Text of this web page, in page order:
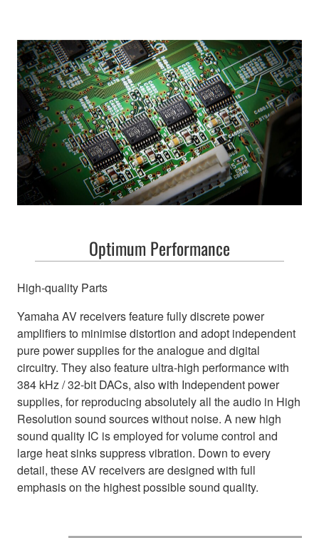
Optimum Performance
High-quality Parts
Yamaha AV receivers feature fully discrete power
amplifiers to minimise distortion and adopt independent
pure power supplies for the analogue and digital
circuitry. They also feature ultra-high performance with
384 kHz / 32-bit DACs, also with Independent power
supplies, for reproducing absolutely all the audio in High
Resolution sound sources without noise. A new high
sound quality IC is employed for volume control and
large heat sinks suppress vibration. Down to every
detail, these AV receivers are designed with full
emphasis on the highest possible sound quality.